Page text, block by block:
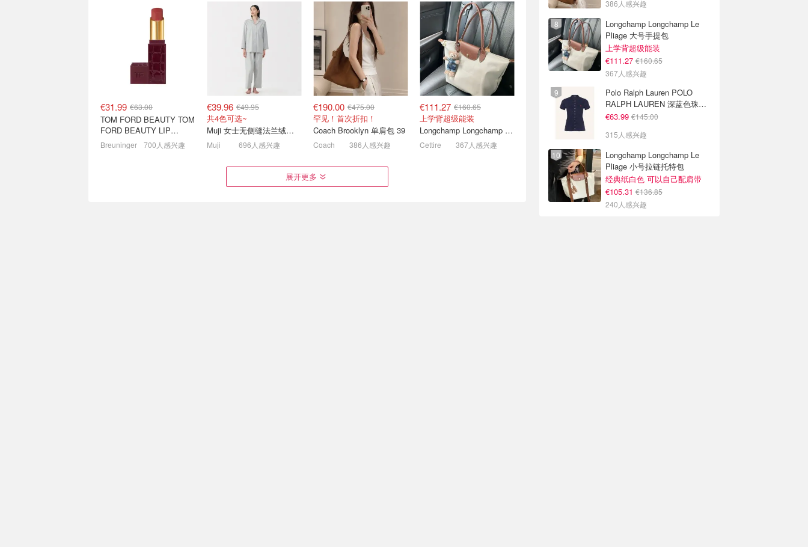
腿长作弊器！G-STAR
26FW秋冬新品🍂UGG毛拖
€105 勃肯拖鞋€112
奢牌一律7.5折！
Lacoste 🐊小鳄鱼大爆发！
热门托特包低至€48.79
Stone Island 石头岛暴跌！
捡漏樱花粉卫衣、换季针织
衫等
罕见3折起！大童T恤£70
COS 🍂秋季新款 博主上身
系列🌟跟着入不踩雷！
男友力Max穿搭💯 石头岛/
拉夫劳伦/Gucci
€31.99 €63.00
TOM FORD BEAUTY TOM
FORD BEAUTY LIP
COLOR SATIN MATTE 裸
玫瑰口红
Breuninger 700人感兴趣
€39.96 €49.95
共4色可选~
Muji 女士无侧缝法兰绒睡衣
Muji 696人感兴趣
€190.00 €475.00
罕见！首次折扣！
Coach Brooklyn 单肩包 39
Coach 386人感兴趣
€111.27 €160.65
上学背超级能装
Longchamp Longchamp Le Pliage 大号手提包
Cettire 367人感兴趣
展开更多
386人感兴趣
Longchamp Longchamp Le
Pliage 大号手提包
上学背超级能装
€111.27 €160.65
367人感兴趣
Polo Ralph Lauren POLO
RALPH LAUREN 深蓝色珠地
布 Polo衫
€63.99 €145.00
315人感兴趣
Longchamp Longchamp Le
Pliage 小号拉链托特包
经典纸白色 可以自己配肩带
€105.31 €136.85
240人感兴趣